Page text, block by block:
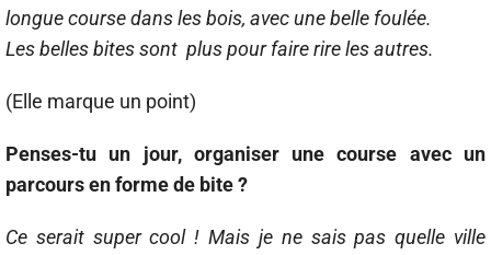
longue course dans les bois, avec une belle foulée.
Les belles bites sont plus pour faire rire les autres.
(Elle marque un point)
Penses-tu un jour, organiser une course avec un
parcours en forme de bite ?
Ce serait super cool ! Mais je ne sais pas quelle ville